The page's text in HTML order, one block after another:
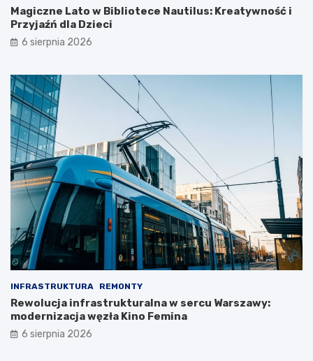
Magiczne Lato w Bibliotece Nautilus: Kreatywność i
Przyjaźń dla Dzieci
6 sierpnia 2026
INFRASTRUKTURA REMONTY
Rewolucja infrastrukturalna w sercu Warszawy:
modernizacja węzła Kino Femina
6 sierpnia 2026